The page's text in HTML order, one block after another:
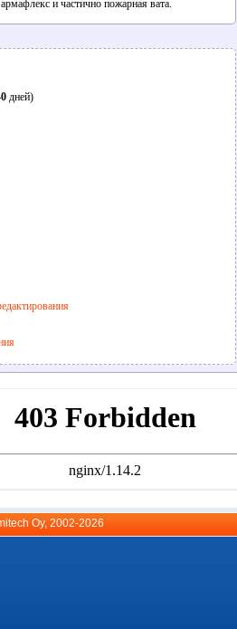
и частично пожарная вата.
дней)
Oy, 2002-2026